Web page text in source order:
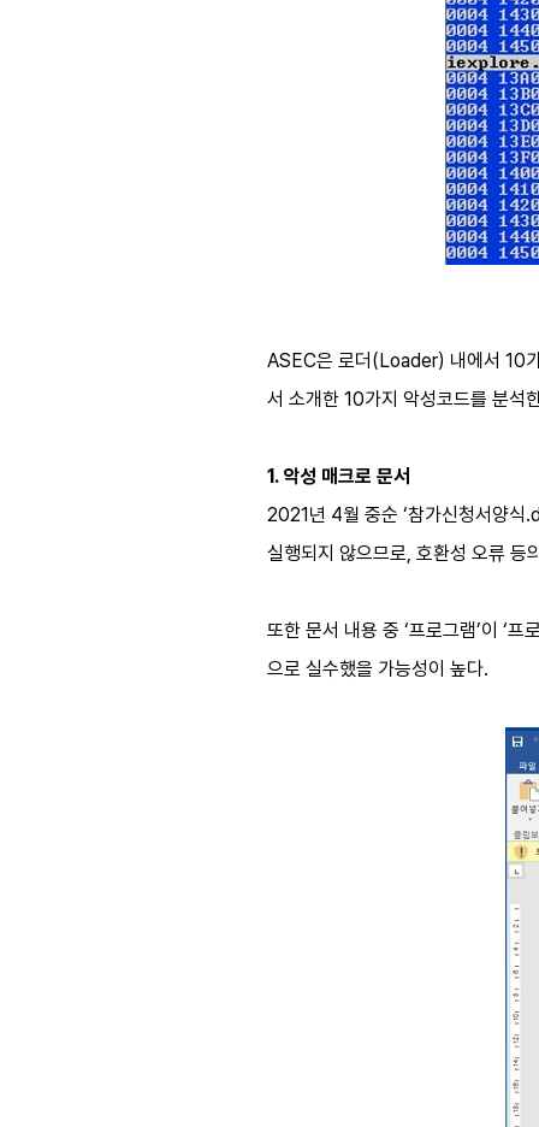
ASEC은 로더(Loader) 내에서 10
서 소개한 10가지 악성코드를 분석
1. 악성 매크로 문서
2021년 4월 중순 ‘참가신청서양식
실행되지 않으므로, 호환성 오류 등
또한 문서 내용 중 ‘프로그램’이 ‘
으로 실수했을 가능성이 높다.